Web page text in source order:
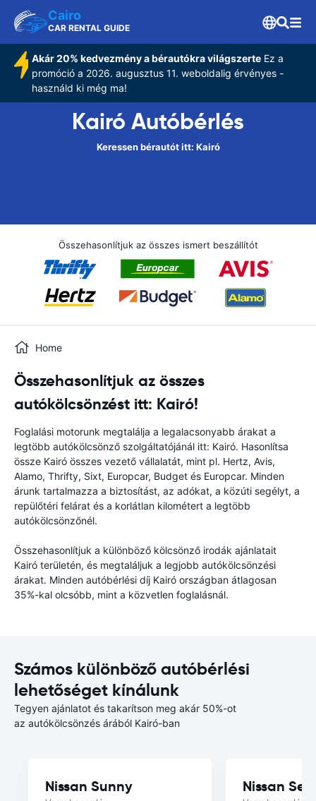
Cairo
CAR RENTAL GUIDE
Akár 20% kedvezmény a bérautókra világszerteEz a
promóció a 2026. augusztus 11. weboldalig érvényes -
használd ki még ma!
Kairó Autóbérlés
Keressen bérautót itt: Kairó
Összehasonlítjuk az összes ismert beszállítót
Home
Összehasonlítjuk az összes
autókölcsönzést itt: Kairó!
Foglalási motorunk megtalálja a legalacsonyabb árakat a
legtöbb autókölcsönző szolgáltatójánál itt: Kairó. Hasonlítsa
össze Kairó összes vezető vállalatát, mint pl. Hertz, Avis,
Alamo, Thrifty, Sixt, Europcar, Budget és Europcar. Minden
árunk tartalmazza a biztosítást, az adókat, a közúti segélyt, a
repülőtéri felárat és a korlátlan kilométert a legtöbb
autókölcsönzőnél.
Összehasonlítjuk a különböző kölcsönző irodák ajánlatait
Kairó területén, és megtaláljuk a legjobb autókölcsönzési
árakat. Minden autóbérlési díj Kairó országban átlagosan
35%-kal olcsóbb, mint a közvetlen foglalásnál.
Számos különböző autóbérlési
lehetőséget kínálunk
Tegyen ajánlatot és takarítson meg akár 50%-ot
az autókölcsönzés árából Kairó-ban
Nissan Sunny Nissan